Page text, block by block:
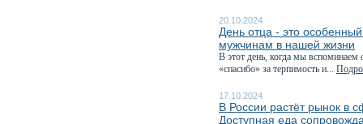
20.10.2024
День отца - это
мужчинам в нашей жизни
В этот день, когда мы вспоминаем
«спасибо» за терпимость и...
17.10.2024
В России растёт рынок в
Доступная еда